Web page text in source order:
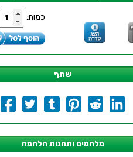
כמות:
שתף
מלחמים ותחנות הלחמה